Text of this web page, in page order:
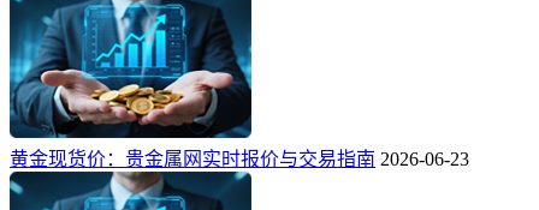
黄金现货价：贵金属网实时报价与交易指南 2026-06-23